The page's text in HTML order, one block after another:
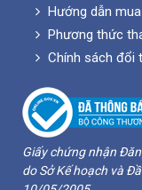
Hướng dẫn
Phương thức
Chính sách đổi
Giấy chứng nhận
do Sở Kế hoạch và